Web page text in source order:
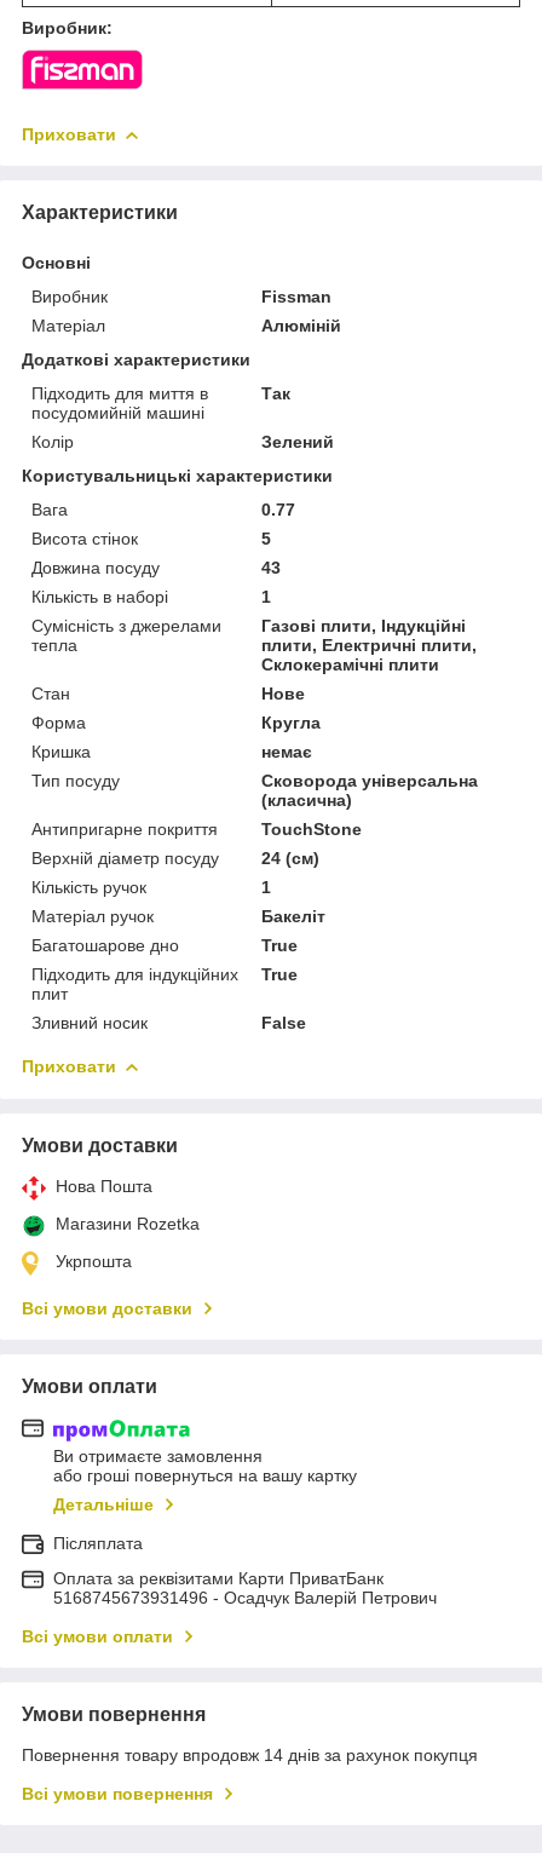
Виробник:
Приховати
Характеристики
Основні
Виробник
Fissman
Матеріал
Алюміній
Додаткові характеристики
Підходить для миття в
посудомийній машині
Так
Колір
Зелений
Користувальницькі характеристики
Вага
0.77
Висота стінок
5
Довжина посуду
43
Кількість в наборі
1
Сумісність з джерелами
тепла
Газові плити, Індукційні
плити, Електричні плити,
Склокерамічні плити
Стан
Нове
Форма
Кругла
Кришка
немає
Тип посуду
Сковорода універсальна
(класична)
Антипригарне покриття
TouchStone
Верхній діаметр посуду
24 (см)
Кількість ручок
1
Матеріал ручок
Бакеліт
Багатошарове дно
True
Підходить для індукційних
плит
True
Зливний носик False
Приховати
Умови доставки
Нова Пошта
Магазини Rozetka
Укрпошта
Всі умови доставки
Умови оплати
Ви отримаєте замовлення
або гроші повернуться на вашу картку
Детальніше
Післяплата
Оплата за реквізитами Карти ПриватБанк
5168745673931496 - Осадчук Валерій Петрович
Всі умови оплати
Умови повернення
Повернення товару впродовж 14 днів за рахунок покупця
Всі умови повернення